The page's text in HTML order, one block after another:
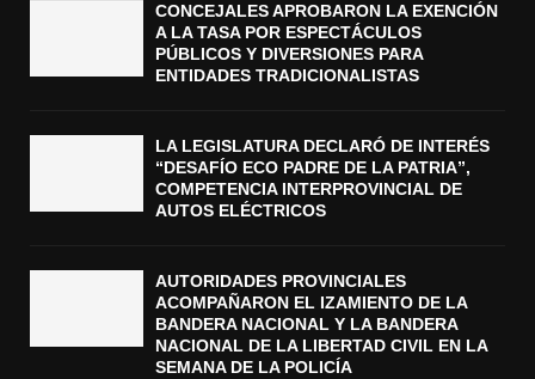
CONCEJALES APROBARON LA EXENCIÓN
A LA TASA POR ESPECTÁCULOS
PÚBLICOS Y DIVERSIONES PARA
ENTIDADES TRADICIONALISTAS
LA LEGISLATURA DECLARÓ DE INTERÉS
“DESAFÍO ECO PADRE DE LA PATRIA”,
COMPETENCIA INTERPROVINCIAL DE
AUTOS ELÉCTRICOS
AUTORIDADES PROVINCIALES
ACOMPAÑARON EL IZAMIENTO DE LA
BANDERA NACIONAL Y LA BANDERA
NACIONAL DE LA LIBERTAD CIVIL EN LA
SEMANA DE LA POLICÍA